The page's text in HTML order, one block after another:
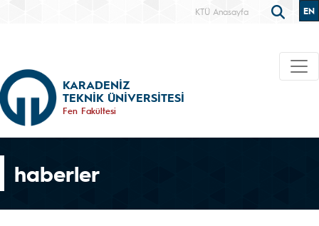
KTÜ Anasayfa EN
KARADENİZ
TEKNİK ÜNİVERSİTESİ
Fen Fakültesi
haberler